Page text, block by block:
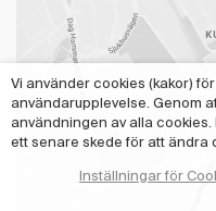
Vi använder cookies (kakor)
användarupplevelse. Genom
användningen av alla
ett senare skede för att ändra
Inställningar för